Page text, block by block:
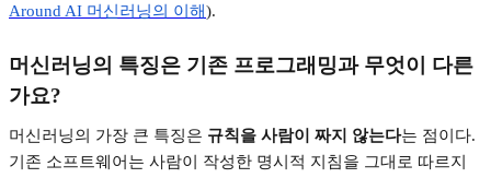
Around AI 머신러닝의 이해).
머신러닝의 특징은 기존 프로그래밍과 무엇이 다른
가요?
머신러닝의 가장 큰 특징은 규칙을 사람이 짜지 않는다는 점이다.
기존 소프트웨어는 사람이 작성한 명시적 지침을 그대로 따르지